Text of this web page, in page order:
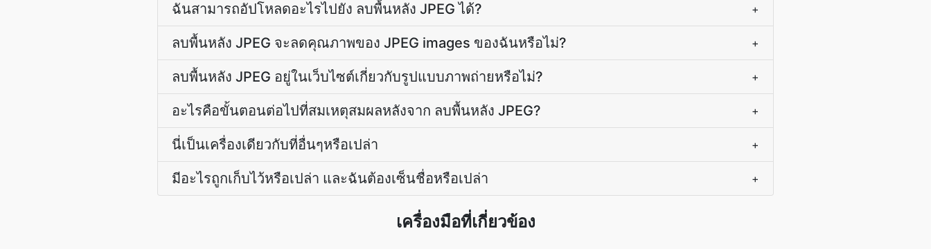
ฉันสามารถอัปโหลดอะไรไปยัง ลบพื้นหลัง JPEG ได้? +
ลบพื้นหลัง JPEG จะลดคุณภาพของ JPEG images ของฉันหรือไม่? +
ลบพื้นหลัง JPEG อยู่ในเว็บไซต์เกี่ยวกับรูปแบบภาพถ่ายหรือไม่? +
อะไรคือขั้นตอนต่อไปที่สมเหตุสมผลหลังจาก ลบพื้นหลัง JPEG? +
นี่เป็นเครื่องเดียวกับที่อื่นๆหรือเปล่า +
มีอะไรถูกเก็บไว้หรือเปล่า และฉันต้องเซ็นชื่อหรือเปล่า +
เครื่องมือที่เกี่ยวข้อง